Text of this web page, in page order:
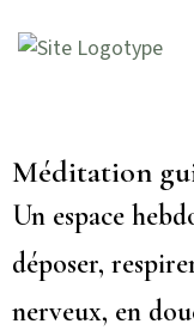
Méditation
Un espace
déposer,
nerveux, en